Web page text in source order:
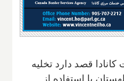
قصد دارد تخلیه
با استفاده از